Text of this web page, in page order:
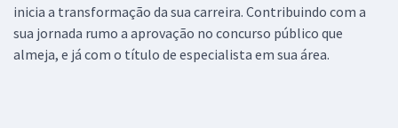
inicia a transformação da sua carreira. Contribuindo com a
sua jornada rumo a aprovação no concurso público que
almeja, e já com o título de especialista em sua área.